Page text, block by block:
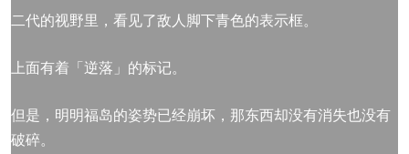
二代的视野里，看见了敌人脚下青色的表示框。
上面有着「逆落」的标记。
但是，明明福岛的姿势已经崩坏，那东西却没有消失也没有
破碎。